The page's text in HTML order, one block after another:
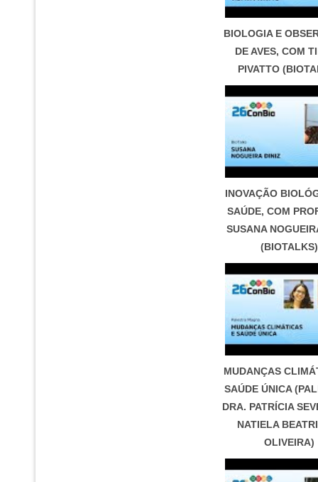
BIOLOGIA E
DE AVES, COM
PIVATTO
INOVAÇÃO
SAÚDE, COM
SUSANA
(BIOTALKS)
MUDANÇAS
SAÚDE ÚNICA
DRA. PATRÍCIA
NATIELA
OLIVEIRA)